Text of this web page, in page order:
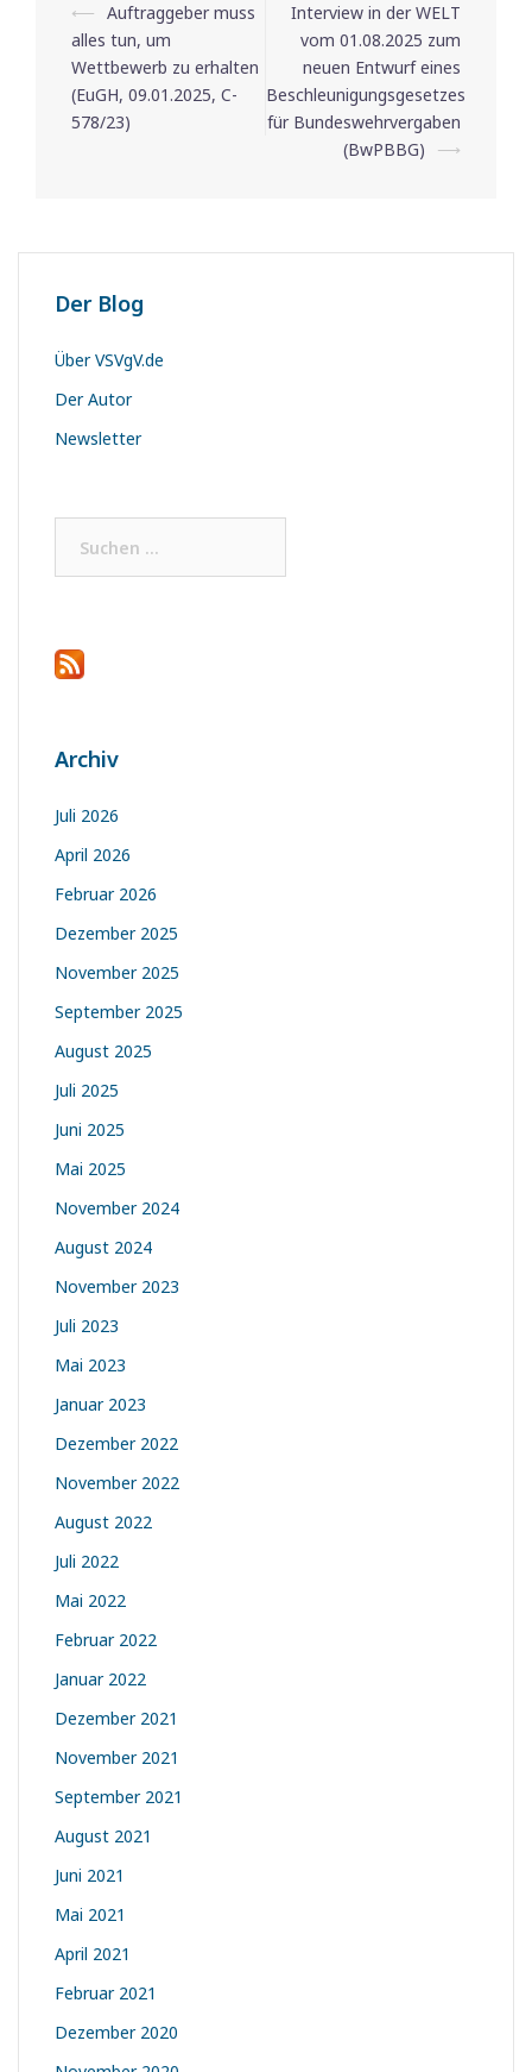
Beitrags-
Navigation
⟵ Auftraggeber muss
alles tun, um
Wettbewerb zu erhalten
(EuGH, 09.01.2025, C-
578/23)
Interview in der WELT
vom 01.08.2025 zum
neuen Entwurf eines
Beschleunigungsgesetzes
für Bundeswehrvergaben
(BwPBBG)
⟶
Der Blog
Über VSVgV.de
Der Autor
Newsletter
nach:
Archiv
Juli 2026
April 2026
Februar 2026
Dezember 2025
November 2025
September 2025
August 2025
Juli 2025
Juni 2025
Mai 2025
November 2024
August 2024
November 2023
Juli 2023
Mai 2023
Januar 2023
Dezember 2022
November 2022
August 2022
Juli 2022
Mai 2022
Februar 2022
Januar 2022
Dezember 2021
November 2021
September 2021
August 2021
Juni 2021
Mai 2021
April 2021
Februar 2021
Dezember 2020